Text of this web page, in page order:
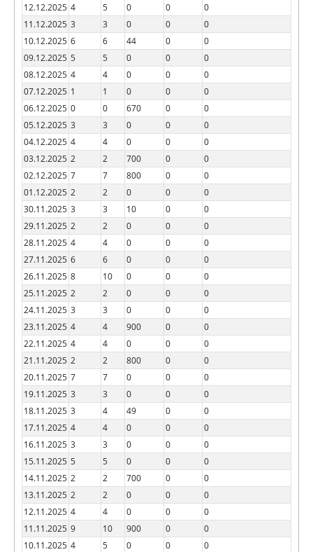
12.12.2025 4 5 0 0
0
11.12.2025 3 3 0 0
0
10.12.2025 6 6 44 0
0
09.12.2025 5 5 0 0
0
08.12.2025 4 4 0 0
0
07.12.2025 1 1 0 0
0
06.12.2025 0 0 670 0
0
05.12.2025 3 3 0 0
0
04.12.2025 4 4 0 0
0
03.12.2025 2 2 700 0
0
02.12.2025 7 7 800 0
0
01.12.2025 2 2 0 0
0
30.11.2025 3 3 10 0
0
29.11.2025 2 2 0 0
0
28.11.2025 4 4 0 0
0
27.11.2025 6 6 0 0
0
26.11.2025 8 10 0 0
0
25.11.2025 2 2 0 0
0
24.11.2025 3 3 0 0
0
23.11.2025 4 4 900 0
0
22.11.2025 4 4 0 0
0
21.11.2025 2 2 800 0
0
20.11.2025 7 7 0 0
0
19.11.2025 3 3 0 0
0
18.11.2025 3 4 49 0
0
17.11.2025 4 4 0 0
0
16.11.2025 3 3 0 0
0
15.11.2025 5 5 0 0
0
14.11.2025 2 2 700 0
0
13.11.2025 2 2 0 0
0
12.11.2025 4 4 0 0
0
11.11.2025 9 10 900 0
0
10.11.2025 4 5 0 0
0